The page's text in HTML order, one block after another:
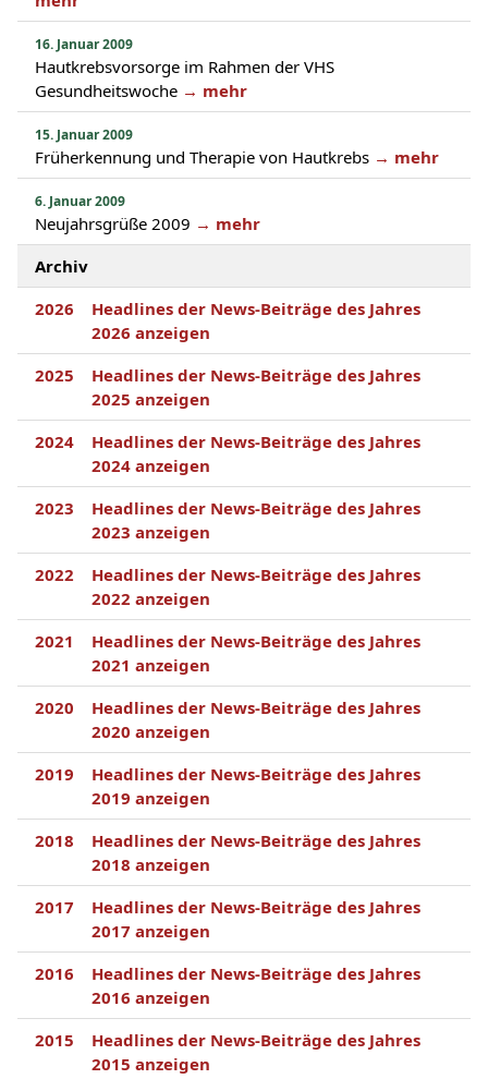
16. Januar 2009
Hautkrebsvorsorge im Rahmen der VHS
Gesundheitswoche → mehr
15. Januar 2009
Früherkennung und Therapie von Hautkrebs → mehr
6. Januar 2009
Neujahrsgrüße 2009 → mehr
Archiv
2026
Headlines der News-Beiträge des Jahres
2026 anzeigen
2025
Headlines der News-Beiträge des Jahres
2025 anzeigen
2024
Headlines der News-Beiträge des Jahres
2024 anzeigen
2023
Headlines der News-Beiträge des Jahres
2023 anzeigen
2022
Headlines der News-Beiträge des Jahres
2022 anzeigen
2021
Headlines der News-Beiträge des Jahres
2021 anzeigen
2020
Headlines der News-Beiträge des Jahres
2020 anzeigen
2019
Headlines der News-Beiträge des Jahres
2019 anzeigen
2018
Headlines der News-Beiträge des Jahres
2018 anzeigen
2017
Headlines der News-Beiträge des Jahres
2017 anzeigen
2016
Headlines der News-Beiträge des Jahres
2016 anzeigen
2015
Headlines der News-Beiträge des Jahres
2015 anzeigen